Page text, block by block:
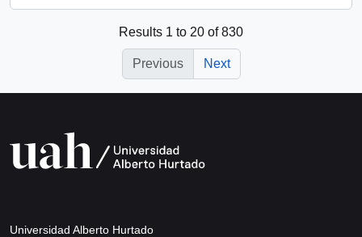
Results 1 to 20 of 830
Previous Next
Universidad Alberto Hurtado